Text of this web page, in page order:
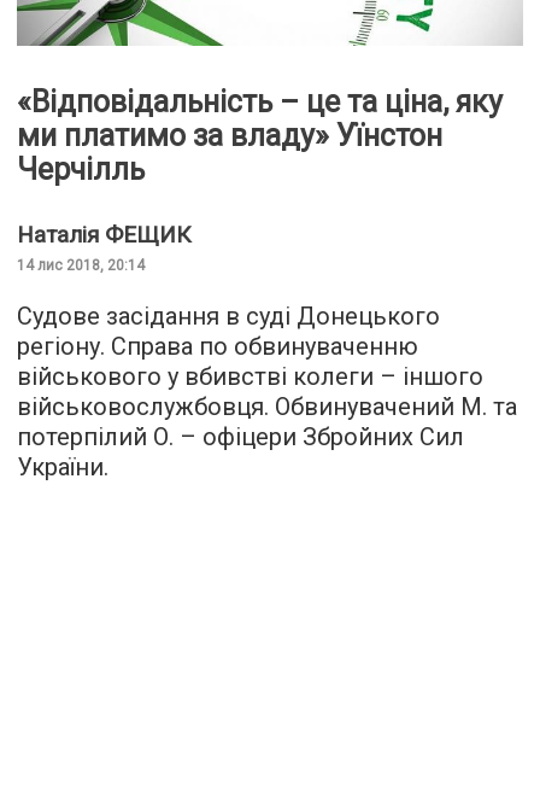
«Відповідальність – це та ціна, яку
ми платимо за владу» Уїнстон
Черчілль
Наталія ФЕЩИК
14 лис 2018, 20:14
Судове засідання в суді Донецького
регіону. Справа по обвинуваченню
військового у вбивстві колеги – іншого
військовослужбовця. Обвинувачений М. та
потерпілий О. – офіцери Збройних Сил
України.